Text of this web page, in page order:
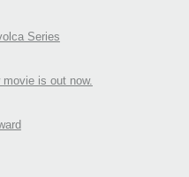
Series
is out now.